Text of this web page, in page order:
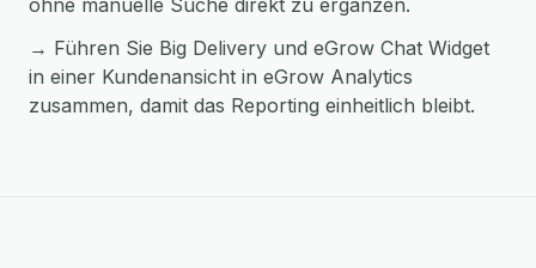
ohne manuelle Suche direkt zu ergänzen.
→ Führen Sie Big Delivery und eGrow Chat Widget
in einer Kundenansicht in eGrow Analytics
zusammen, damit das Reporting einheitlich bleibt.